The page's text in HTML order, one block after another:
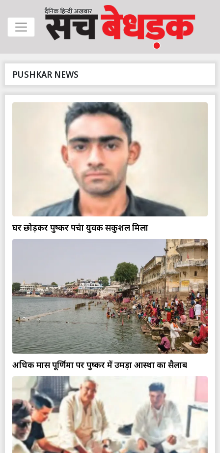
PUSHKAR NEWS
घर छोड़कर पुष्कर पहुंचा युवक सकुशल मिला
अधिक मास पूर्णिमा पर पुष्कर में उमड़ा आस्था का सैलाब